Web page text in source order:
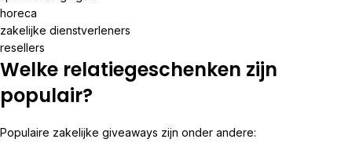
horeca
zakelijke dienstverleners
resellers
Welke relatiegeschenken zijn
populair?
Populaire zakelijke giveaways zijn onder andere: